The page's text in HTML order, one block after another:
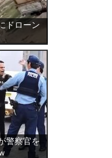
ドローン
警察官を